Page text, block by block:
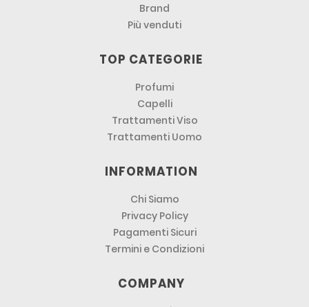
Brand
Più venduti
TOP CATEGORIE
Profumi
Capelli
Trattamenti Viso
Trattamenti Uomo
INFORMATION
Chi Siamo
Privacy Policy
Pagamenti Sicuri
Termini e Condizioni
COMPANY